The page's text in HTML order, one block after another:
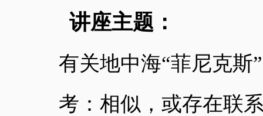
讲座主题：
有关地中海“菲尼克斯
考：相似，或存在联